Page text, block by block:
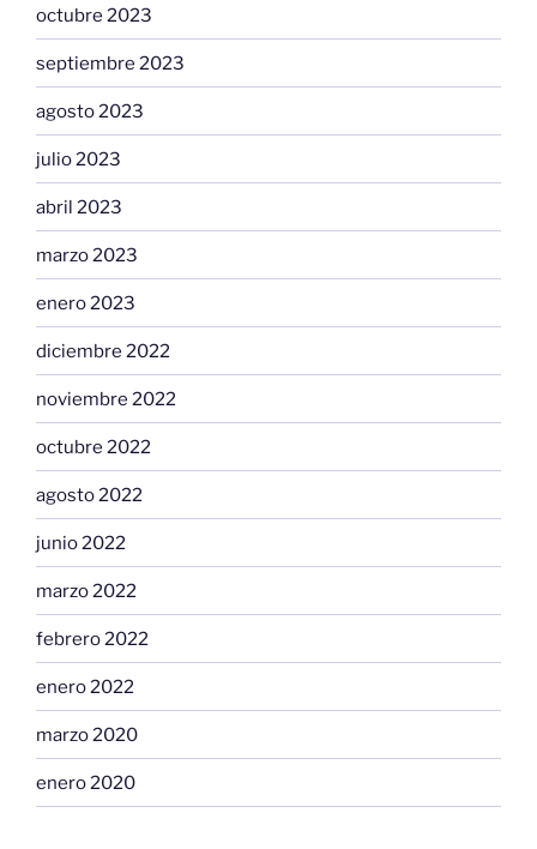
octubre 2023
septiembre 2023
agosto 2023
julio 2023
abril 2023
marzo 2023
enero 2023
diciembre 2022
noviembre 2022
octubre 2022
agosto 2022
junio 2022
marzo 2022
febrero 2022
enero 2022
marzo 2020
enero 2020